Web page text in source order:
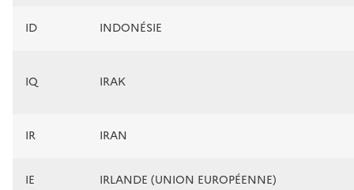
ID INDONÉSIE
IQ IRAK
IR IRAN
IE IRLANDE (UNION EUROPÉENNE)